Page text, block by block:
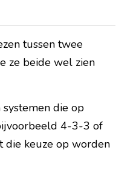
tussen twee
ze beide wel zien
die op
4-3-3 of
die keuze op worden